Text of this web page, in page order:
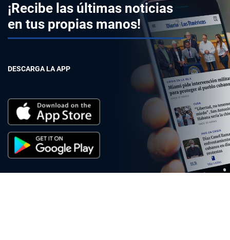
¡Recibe las últimas noticias
en tus propias manos!
DESCARGA LA APP